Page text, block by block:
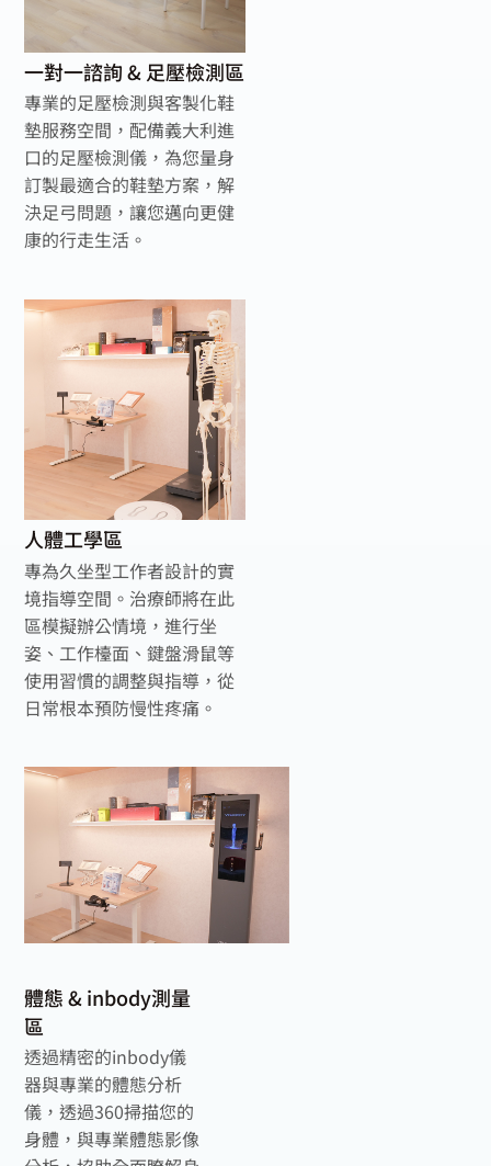
一對一諮詢 & 足壓檢測區
專業的足壓檢測與客製化鞋
墊服務空間，配備義大利進
口的足壓檢測儀，為您量身
訂製最適合的鞋墊方案，解
決足弓問題，讓您邁向更健
康的行走生活。
人體工學區
專為久坐型工作者設計的實
境指導空間。治療師將在此
區模擬辦公情境，進行坐
姿、工作檯面、鍵盤滑鼠等
使用習慣的調整與指導，從
日常根本預防慢性疼痛。
體態 & inbody測量
區
透過精密的inbody儀
器與專業的體態分析
儀，透過360掃描您的
身體，與專業體態影像